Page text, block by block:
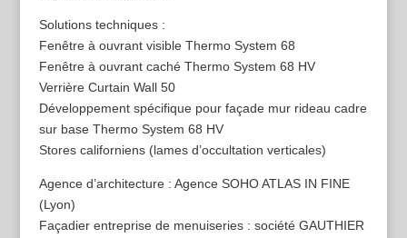
Solutions techniques :
Fenêtre à ouvrant visible Thermo System 68
Fenêtre à ouvrant caché Thermo System 68 HV
Verrière Curtain Wall 50
Développement spécifique pour façade mur rideau cadre
sur base Thermo System 68 HV
Stores californiens (lames d’occultation verticales)
Agence d’architecture : Agence SOHO ATLAS IN FINE
(Lyon)
Façadier entreprise de menuiseries : société GAUTHIER